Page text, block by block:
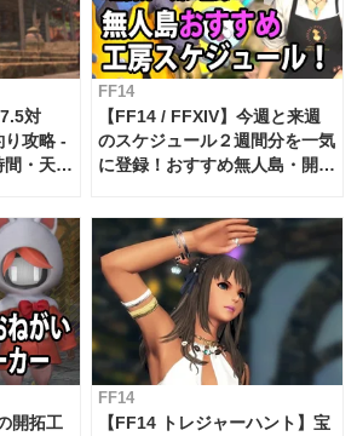
対
り攻略 -
間・天
FF14
【FF14 / FFXIV】今週と来週
のスケジュール２週間分を一気
に登録！おすすめ無人島・開拓
対応 / 毎週更新中】
開拓工
FF14
【FF14 トレジャーハント】宝